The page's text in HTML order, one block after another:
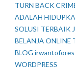
TURN BACK
ADALAH
SOLUSI TERBAIK
BELANJA ONLINE
BLOG
WORDPRESS